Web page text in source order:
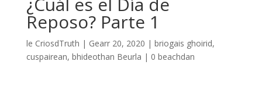
Reposo? Parte 1
le CriosdTruth | Gearr 20, 2020 | briogais ghoirid,
cuspairean, bhideothan Beurla | 0 beachdan